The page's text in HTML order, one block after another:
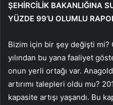
ŞEHİRCİLİK BAKANLIĞINA
YÜZDE 99’U OLUMLU
Bizim için bir şey değişti mi?
yılından bu yana faaliyet
onun yerli ortağı var.
artırımı talepleri oldu mu?
kapasite artışı yaşandı. Bu